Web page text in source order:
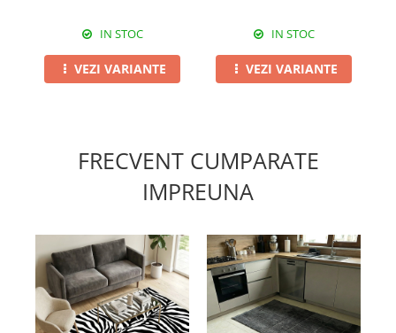
IN STOC
VEZI VARIANTE
IN STOC
VEZI VARIANTE
FRECVENT CUMPARATE
IMPREUNA